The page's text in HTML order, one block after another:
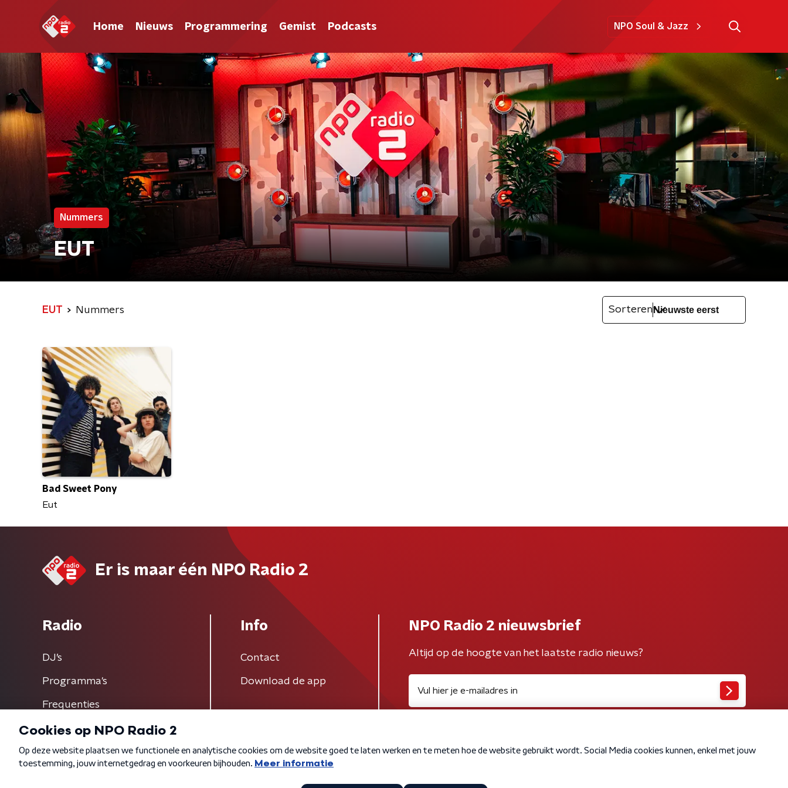
Home Nieuws Programmering Gemist Podcasts NPO Soul & Jazz
Nummers
EUT
EUT Nummers Sorteren
Bad Sweet Pony
Eut
Er is maar één NPO Radio 2
Radio
DJ’s
Programma's
Frequenties
Info
Contact
Download de app
NPO Radio 2 nieuwsbrief
Altijd op de hoogte van het laatste radio nieuws?
Algemene voorwaarden Privacybeleid